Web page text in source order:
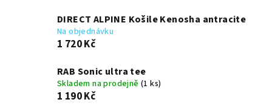
DIRECT ALPINE Košile Kenosha antracite
Na objednávku
1 720 Kč
RAB Sonic ultra tee
Skladem na prodejně(1 ks)
1 190 Kč